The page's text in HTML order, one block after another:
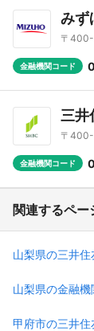
みず
〒400-
金融機関コード
三井
〒400-
金融機関コード
関連するペー
山梨県の三井
山梨県の金融
甲府市の三井